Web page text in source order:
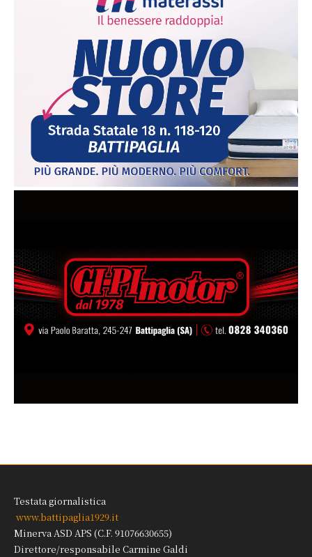
Testata giornalistica
www.battipaglia1929.it
Minerva ASD APS (C.F. 91076630655)
Direttore/responsabile Carmine Galdi